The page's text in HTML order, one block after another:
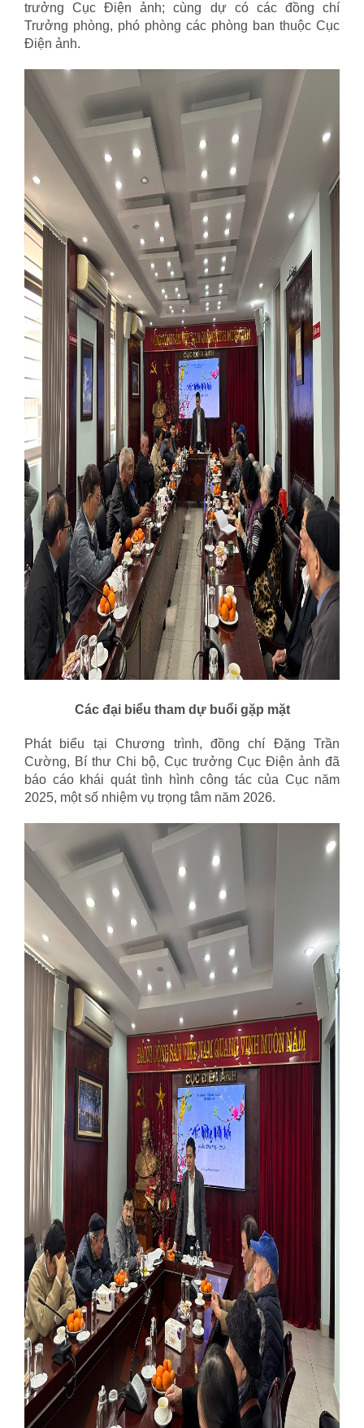
trưởng Cục Điện ảnh; cùng dự có các đồng chí
Trưởng phòng, phó phòng các phòng ban thuộc Cục
Điện ảnh.
Các đại biểu tham dự buổi gặp mặt
Phát biểu tại Chương trình, đồng chí Đặng Trần
Cường, Bí thư Chi bộ, Cục trưởng Cục Điện ảnh đã
báo cáo khái quát tình hình công tác của Cục năm
2025, một số nhiệm vụ trọng tâm năm 2026.